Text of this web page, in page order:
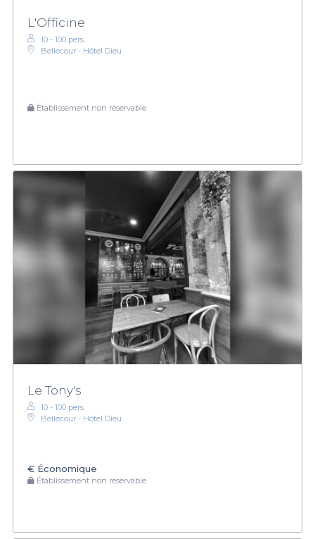
L'Officine
10 - 100 pers.
Bellecour - Hôtel Dieu
Établissement non réservable
Le Tony's
10 - 100 pers.
Bellecour - Hôtel Dieu
€ Économique
Établissement non réservable